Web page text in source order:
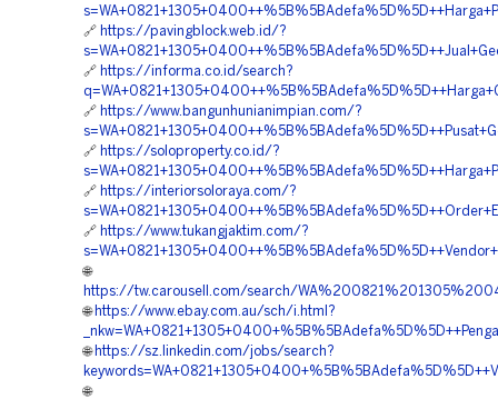
🔗 https://pavingblock.web.id/?
🔗 https://informa.co.id/search?
🔗 https://www.bangunhunianimpian.com/?
🔗 https://soloproperty.co.id/?
🔗 https://interiorsoloraya.com/?
🔗 https://www.tukangjaktim.com/?
🌐
https://tw.carousell.com/search/
🌐 https://www.ebay.com.au/sch/i.html?
🌐 https://sz.linkedin.com/jobs/search?
🌐